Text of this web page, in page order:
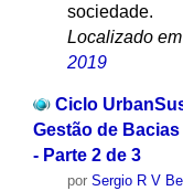
sociedade.
Localizado em
2019
Ciclo
Gestão de
- Parte 2 de 3
por Sergio R V